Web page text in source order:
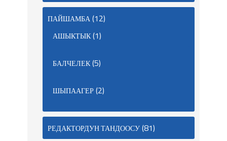
ПАЙШАМБА(12)
АШЫКТЫК(1)
БАЛЧЕЛЕК(5)
ШЫПААГЕР(2)
РЕДАКТОРДУН ТАНДООСУ(81)